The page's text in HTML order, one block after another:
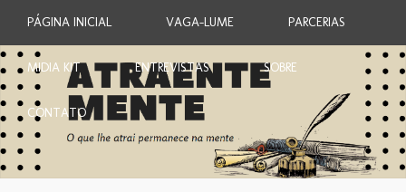
PÁGINA INICIAL VAGA-LUME PARCERIAS
MIDIA KIT ENTREVISTAS SOBRE
CONTATO